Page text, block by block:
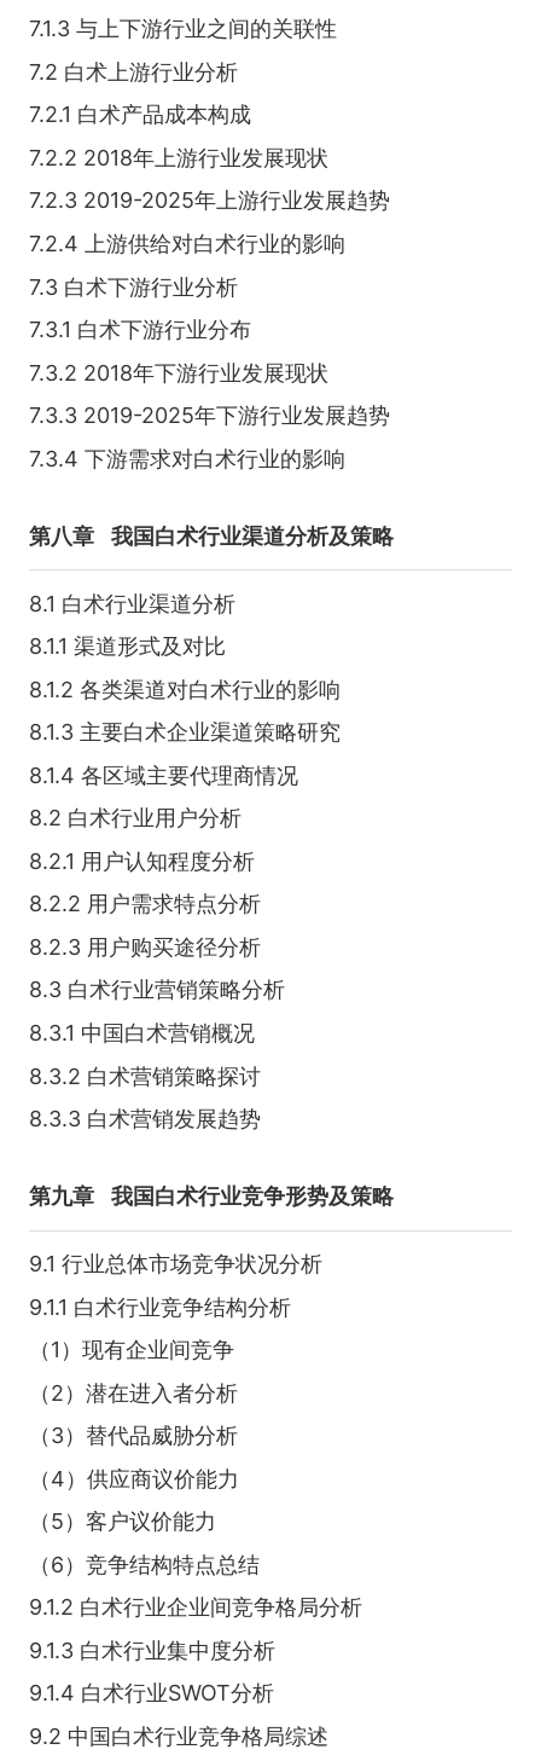
7.1.3 与上下游行业之间的关联性
7.2 白术上游行业分析
7.2.1 白术产品成本构成
7.2.2 2018年上游行业发展现状
7.2.3 2019-2025年上游行业发展趋势
7.2.4 上游供给对白术行业的影响
7.3 白术下游行业分析
7.3.1 白术下游行业分布
7.3.2 2018年下游行业发展现状
7.3.3 2019-2025年下游行业发展趋势
7.3.4 下游需求对白术行业的影响
第八章 我国白术行业渠道分析及策略
8.1 白术行业渠道分析
8.1.1 渠道形式及对比
8.1.2 各类渠道对白术行业的影响
8.1.3 主要白术企业渠道策略研究
8.1.4 各区域主要代理商情况
8.2 白术行业用户分析
8.2.1 用户认知程度分析
8.2.2 用户需求特点分析
8.2.3 用户购买途径分析
8.3 白术行业营销策略分析
8.3.1 中国白术营销概况
8.3.2 白术营销策略探讨
8.3.3 白术营销发展趋势
第九章 我国白术行业竞争形势及策略
9.1 行业总体市场竞争状况分析
9.1.1 白术行业竞争结构分析
（1）现有企业间竞争
（2）潜在进入者分析
（3）替代品威胁分析
（4）供应商议价能力
（5）客户议价能力
（6）竞争结构特点总结
9.1.2 白术行业企业间竞争格局分析
9.1.3 白术行业集中度分析
9.1.4 白术行业SWOT分析
9.2 中国白术行业竞争格局综述